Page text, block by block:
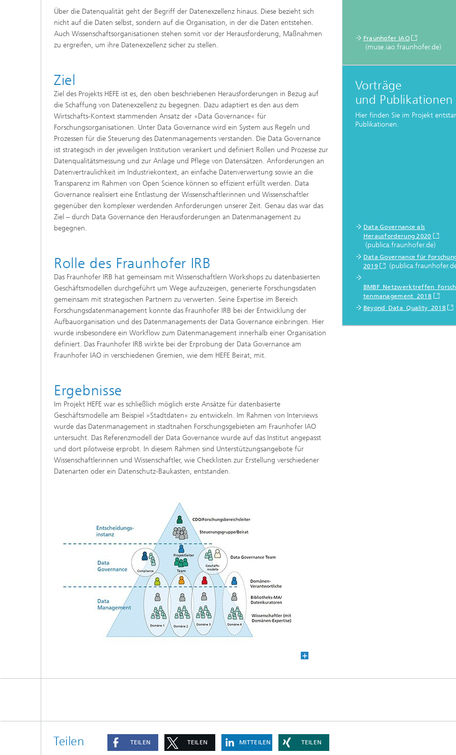
Über die Datenqualität geht der Begriff der Datenexzellenz hinaus. Diese bezieht sich
nicht auf die Daten selbst, sondern auf die Organisation, in der die Daten entstehen.
Auch Wissenschaftsorganisationen stehen somit vor der Herausforderung, Maßnahmen
zu ergreifen, um ihre Datenexzellenz sicher zu stellen.
Ziel
Ziel des Projekts HEFE ist es, den oben beschriebenen Herausforderungen in Bezug auf
die Schaffung von Datenexzellenz zu begegnen. Dazu adaptiert es den aus dem
Wirtschafts-Kontext stammenden Ansatz der »Data Governance« für
Forschungsorganisationen. Unter Data Governance wird ein System aus Regeln und
Prozessen für die Steuerung des Datenmanagements verstanden. Die Data Governance
ist strategisch in der jeweiligen Institution verankert und definiert Rollen und Prozesse zur
Datenqualitätsmessung und zur Anlage und Pflege von Datensätzen. Anforderungen an
Datenvertraulichkeit im Industriekontext, an einfache Datenverwertung sowie an die
Transparenz im Rahmen von Open Science können so effizient erfüllt werden. Data
Governance realisiert eine Entlastung der Wissenschaftlerinnen und Wissenschaftler
gegenüber den komplexer werdenden Anforderungen unserer Zeit. Genau das war das
Ziel – durch Data Governance den Herausforderungen an Datenmanagement zu
begegnen.
Rolle des Fraunhofer IRB
Das Fraunhofer IRB hat gemeinsam mit Wissenschaftlern Workshops zu datenbasierten
Geschäftsmodellen durchgeführt um Wege aufzuzeigen, generierte Forschungsdaten
gemeinsam mit strategischen Partnern zu verwerten. Seine Expertise im Bereich
Forschungsdatenmanagement konnte das Fraunhofer IRB bei der Entwicklung der
Aufbauorganisation und des Datenmanagements der Data Governance einbringen. Hier
wurde insbesondere ein Workflow zum Datenmanagement innerhalb einer Organisation
definiert. Das Fraunhofer IRB wirkte bei der Erprobung der Data Governance am
Fraunhofer IAO in verschiedenen Gremien, wie dem HEFE Beirat, mit.
Ergebnisse
Im Projekt HEFE war es schließlich möglich erste Ansätze für datenbasierte
Geschäftsmodelle am Beispiel »Stadtdaten« zu entwickeln. Im Rahmen von Interviews
wurde das Datenmanagement in stadtnahen Forschungsgebieten am Fraunhofer IAO
untersucht. Das Referenzmodell der Data Governance wurde auf das Institut angepasst
und dort pilotweise erprobt. In diesem Rahmen sind Unterstützungsangebote für
Wissenschaftlerinnen und Wissenschaftler, wie Checklisten zur Erstellung verschiedener
Datenarten oder ein Datenschutz-Baukasten, entstanden.
Fraunhofer IAO
(muse.iao.fraunhofer.de)
Vorträge
und Publikationen
Hier finden Sie im Projekt
Publikationen.
Data Governance als
Herausforderung 2020
(publica.fraunhofer.de)
Data Governance für
2019
tenmanagement_2018
Beyond_Data_Quality_2018
Teilen TEILEN TEILEN MITTEILEN TEILEN